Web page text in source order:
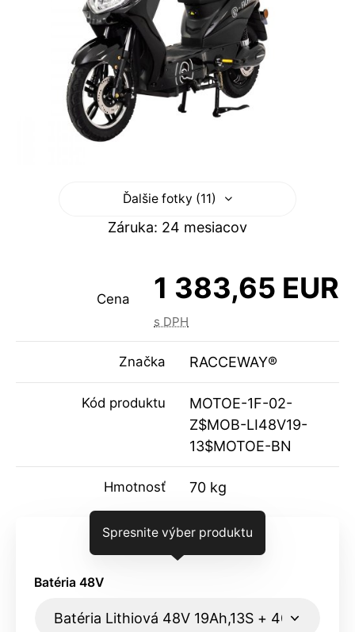
Ďalšie fotky (11)
Záruka: 24 mesiacov
Cena 1 383,65 EUR
s DPH
Značka RACCEWAY®
Kód produktu
MOTOE-1F-02-
Z$MOB-LI48V19-
13$MOTOE-BN
Hmotnosť 70 kg
Spresnite výber produktu
Batéria 48V